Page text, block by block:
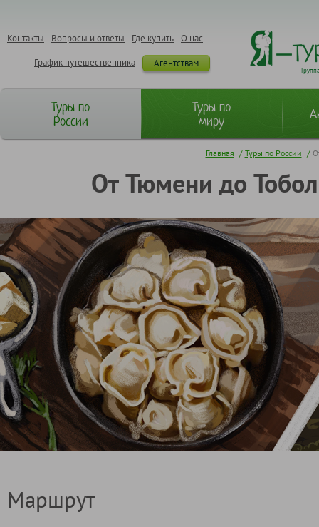
О нас
Где купить
Вопросы и ответы
Контакты
Агентствам
График путешественника
Туры по
России
Туры по
миру
Главная / Туры по России /
От Тюмени до
Маршрут